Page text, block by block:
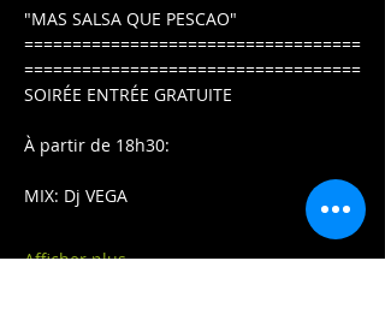
"MAS SALSA QUE PESCAO"
===================================
===================================
SOIRÉE ENTRÉE GRATUITE
À partir de 18h30:
MIX: Dj VEGA
Afficher plus